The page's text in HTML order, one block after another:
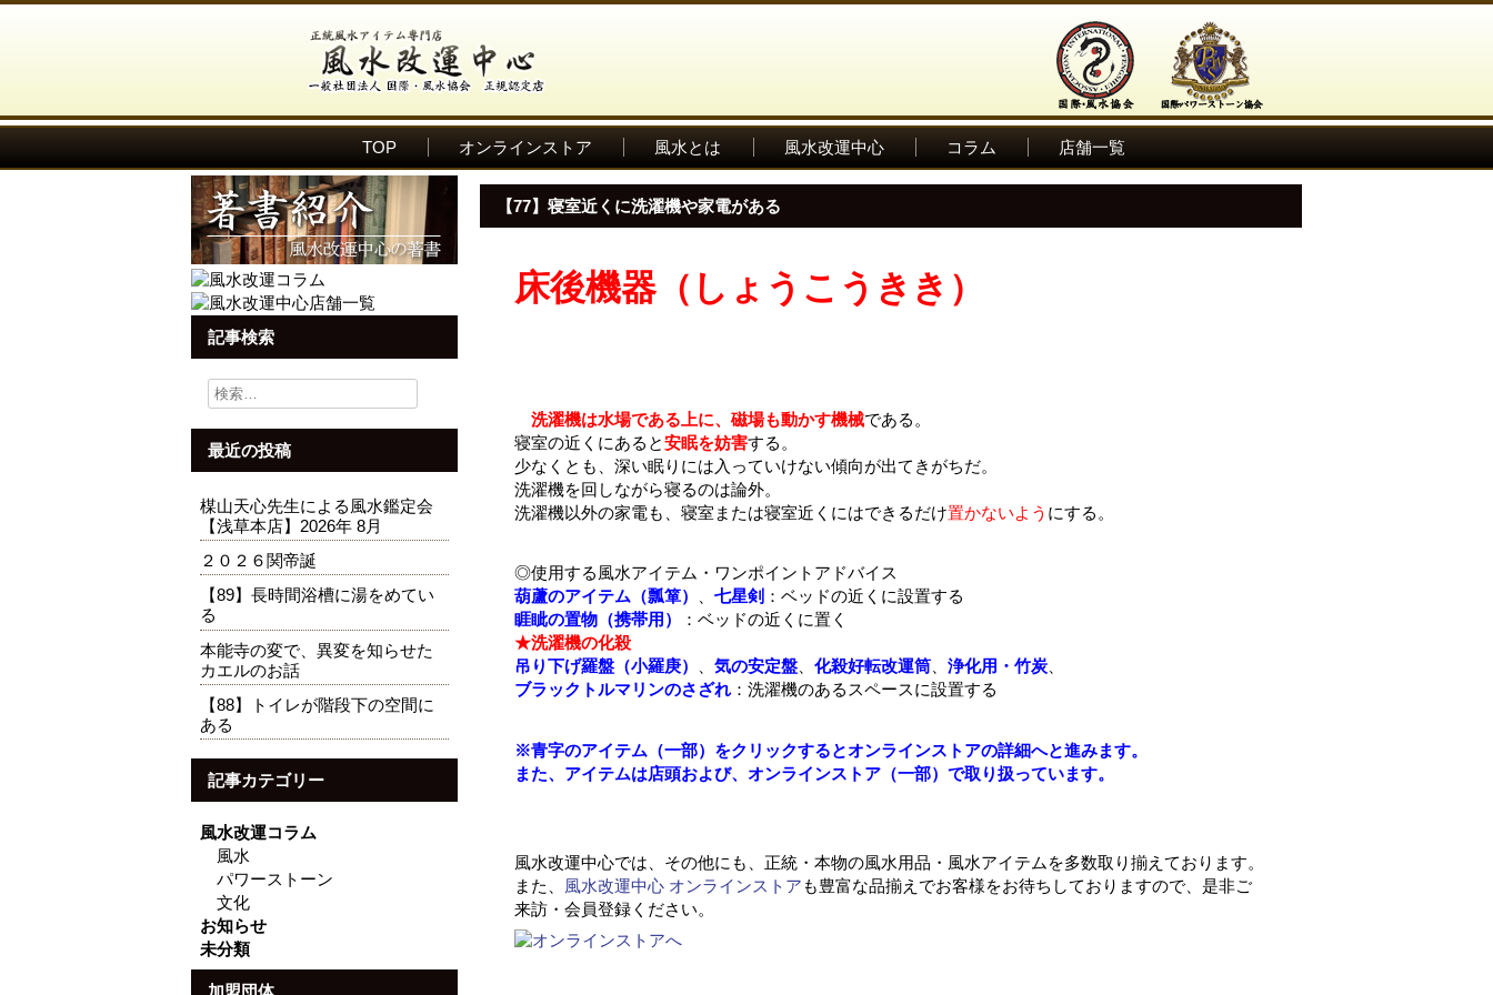
TOP オンラインストア 風水とは 風水改運中心 コラム 店舗一覧
記事検索
検
索:
最近の投稿
楳山天心先生による風水鑑定会
【浅草本店】2026年 8月
２０２６関帝誕
【89】長時間浴槽に湯をめてい
る
本能寺の変で、異変を知らせた
カエルのお話
【88】トイレが階段下の空間に
ある
記事カテゴリー
風水改運コラム
風水
パワーストーン
文化
お知らせ
未分類
【77】寝室近くに洗濯機や家電がある
床後機器（しょうこうきき）
洗濯機は水場である上に、磁場も動かす機械である。
寝室の近くにあると安眠を妨害する。
少なくとも、深い眠りには入っていけない傾向が出てきがちだ。
洗濯機を回しながら寝るのは論外。
洗濯機以外の家電も、寝室または寝室近くにはできるだけ置かないよう にする。
◎使用する風水アイテム・ワンポイントアドバイス
葫蘆のアイテム（瓢箪）
、 七星剣 ：ベッドの近くに設置する
睚眦の置物（携帯用）
：ベッドの近くに置く
★洗濯機の化殺
吊り下げ羅盤（小羅庚）
、 気の安定盤、 化殺好転改運筒、 浄化用・竹炭、
ブラックトルマリンのさざれ：洗濯機のあるスペースに設置する
※青字のアイテム（一部）をクリックするとオンラインストアの詳細へと進みます。
また、アイテムは店頭および、オンラインストア（一部）で取り扱っています。
風水改運中心では、その他にも、正統・本物の風水用品・風水アイテムを多数取り揃えております。
また、
風水改運中心 オンラインストアも豊富な品揃えでお客様をお待ちしておりますので、是非ご
来訪・会員登録ください。